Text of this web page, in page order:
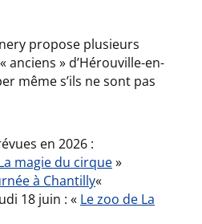
propose plusieurs
anciens » d’Hérouville-en-
même s’ils ne sont pas
en 2026 :
magie du cirque»
à Chantilly«
18 juin : « Le zoo de La